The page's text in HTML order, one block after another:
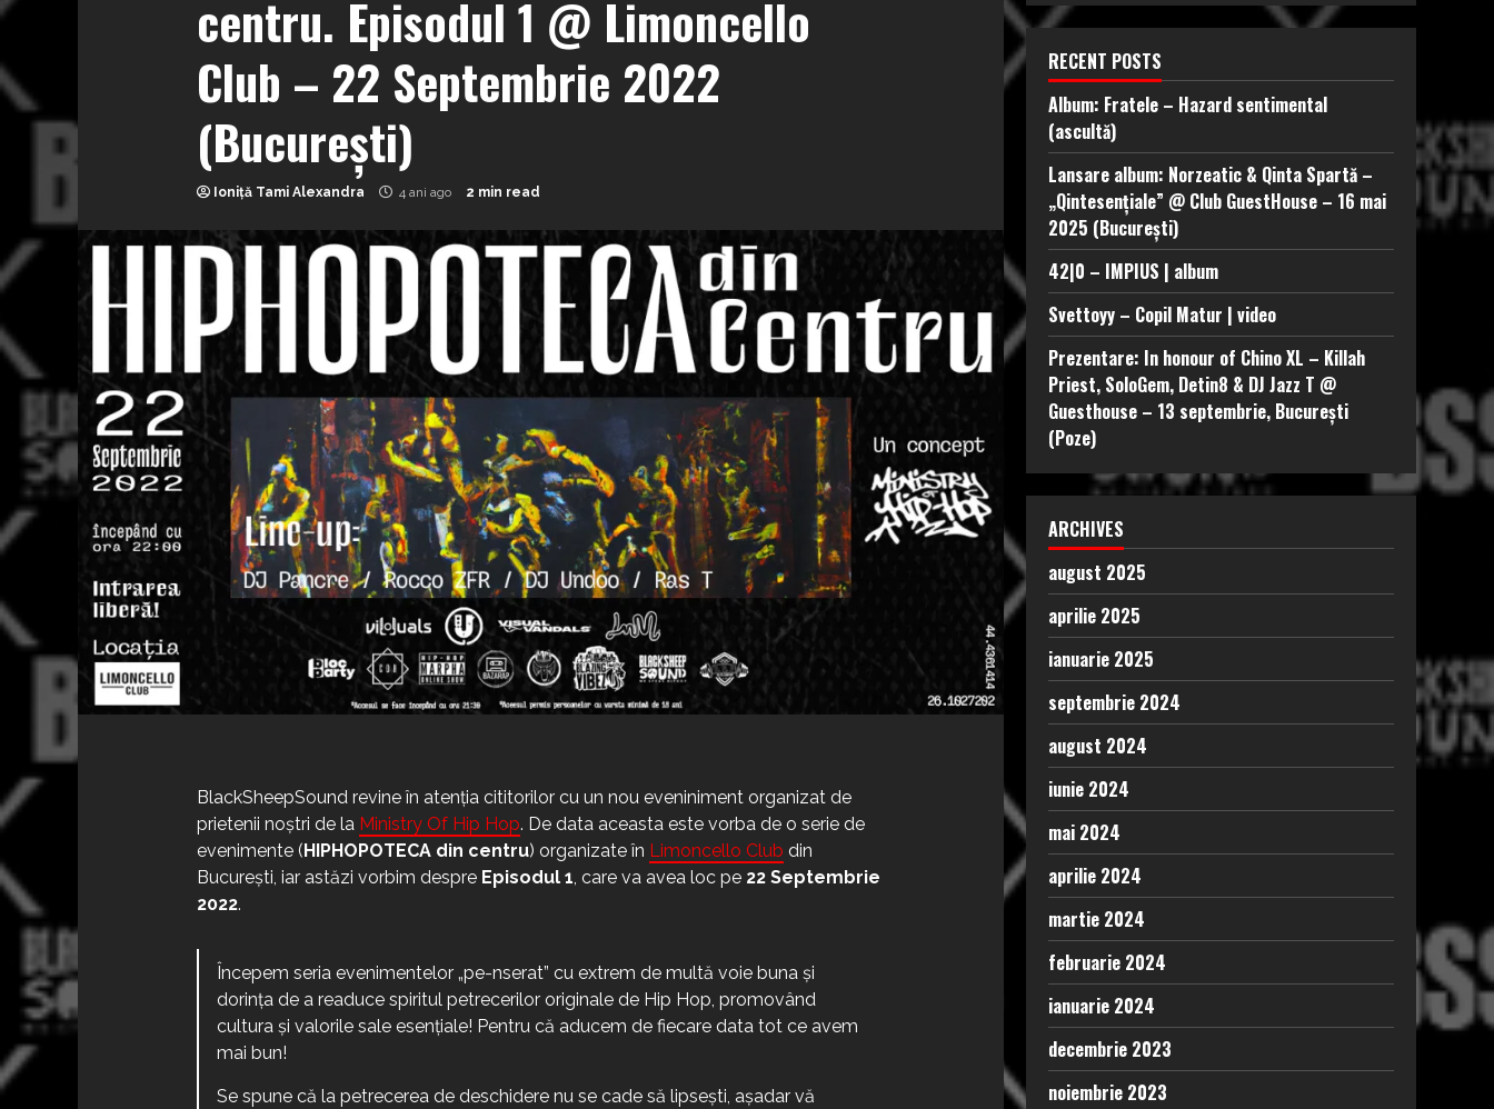
centru. Episodul 1 @ Limoncello
Club – 22 Septembrie 2022
(București)
Ioniță Tami Alexandra 4 ani ago 2 min read
BlackSheepSound revine în atenția cititorilor cu un nou eveniniment organizat de
prietenii noștri de la Ministry Of Hip Hop. De data aceasta este vorba de o serie de
evenimente (HIPHOPOTECA din centru) organizate în Limoncello Club din
București, iar astăzi vorbim despre Episodul 1, care va avea loc pe 22 Septembrie
2022.
Începem seria evenimentelor „pe-nserat” cu extrem de multă voie buna și
dorința de a readuce spiritul petrecerilor originale de Hip Hop, promovând
cultura și valorile sale esențiale! Pentru că aducem de fiecare data tot ce avem
mai bun!
Se spune că la petrecerea de deschidere nu se cade să lipsești, așadar vă
RECENT POSTS
Album: Fratele – Hazard sentimental
(ascultă)
Lansare album: Norzeatic & Qinta Spartă –
„Qintesențiale” @ Club GuestHouse – 16 mai
2025 (București)
42|0 – IMPIUS | album
Svettoyy – Copil Matur | video
Prezentare: In honour of Chino XL – Killah
Priest, SoloGem, Detin8 & DJ Jazz T @
Guesthouse – 13 septembrie, București
(Poze)
ARCHIVES
august 2025
aprilie 2025
ianuarie 2025
septembrie 2024
august 2024
iunie 2024
mai 2024
aprilie 2024
martie 2024
februarie 2024
ianuarie 2024
decembrie 2023
noiembrie 2023